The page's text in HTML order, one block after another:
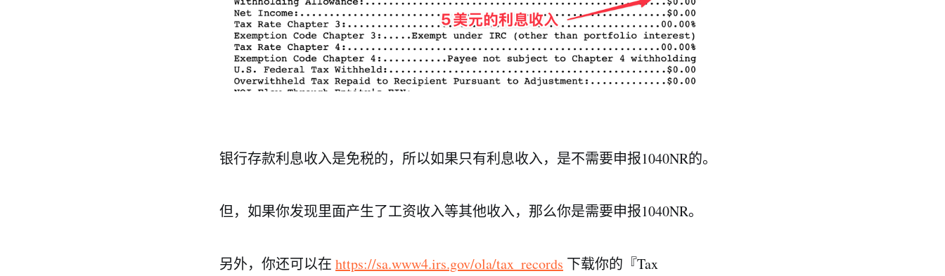
银行存款利息收入是免税的，所以如果只有利息收入，是不需要申报1040NR的。
但，如果你发现里面产生了工资收入等其他收入，那么你是需要申报1040NR。
另外，你还可以在 https://sa.www4.irs.gov/ola/tax_records 下载你的『Tax